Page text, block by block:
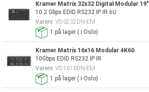
Kramer Matrix 32x32 Digital Modular 19"
10.2 Gbps EDID RS232 IP IR 6U
Varenr VS-3232DN-EM
1 på lager ( i Oslo)
Kramer Matrix 16x16 Modular 4K60
10Gbps EDID RS232 IP IR
Varenr VS-1616DN-EM
1 på lager ( i Oslo)